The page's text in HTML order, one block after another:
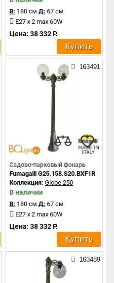
В: 180 см Д: 67 см
E27 x 2 max 60W
Цена: 38 332 Р.
Купить
163491
Садово-парковый фонарь
Fumagalli G25.158.S20.BXF1R
Коллекция: Globe 250
В наличии
В: 180 см Д: 67 см
E27 x 2 max 60W
Цена: 38 332 Р.
Купить
163489